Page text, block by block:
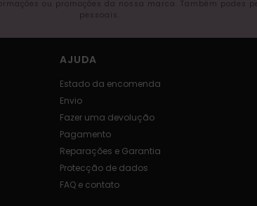
ou promoções da nossa marca. Também
pessoais.
AJUDA
Estado da encomenda
Envio
Fazer uma devolução
Pagamento
Reparações e Garantia
Protecção de dados
FAQ e contato